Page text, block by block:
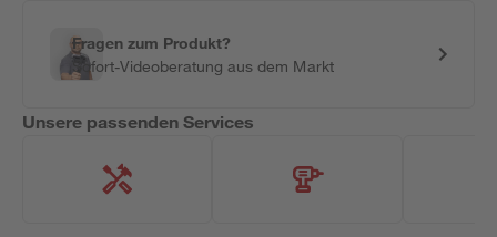
Fragen zum Produkt?
Sofort-Videoberatung aus dem Markt
Unsere passenden Services